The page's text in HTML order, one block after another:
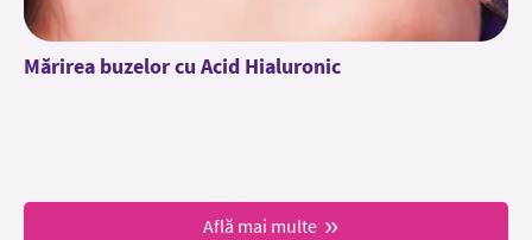
Mărirea buzelor cu Acid Hialuronic
Află mai multe